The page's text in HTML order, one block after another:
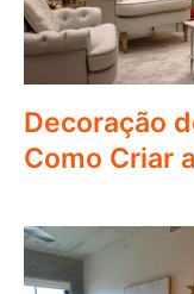
Decoração
Como Criar